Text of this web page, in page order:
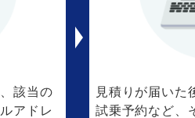
該当の
アドレ
見積りが届いた
試乗予約など、